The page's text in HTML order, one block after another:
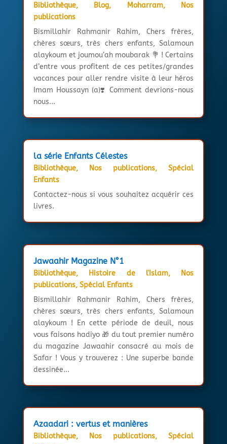
Bibliothèque, Blog, Moharram,
Nos
publications
Bismillahir Rahmanir Rahim, Chers frères,
chères sœurs, très chers enfants, Salamoun
alaykoum et joumou’ah moubarak 💐 ! Certains
d’entre vous profitent de ces petites/grandes
vacances pour aller rendre visite à leur héros
Imam Houssayn (a)❣️ Comment devrions-nous
nous...
la série Enfants Célestes
Bibliothèque, Nos publications,Spécial
Enfants
Contactez-nous si vous souhaitez acquérir ces
livres.
Jawaahir Magazine N°1
Bibliothèque, Histoire de l'Islam,
Nos
publications, Spécial Enfants
Bismillahir Rahmanir Rahim, Chers frères,
chères sœurs, très chers enfants, Salamoun
alaykoum ! En cette période de deuil, nous
vous faisons hadiyo 🎁 du tout premier numéro
du magazine Jawaahir consacré au mois de
Safar ! Vous y trouverez : Une superbe bande
dessinée...
Azaadari : vertus et manières
Bibliothèque, Nos publications,Spécial